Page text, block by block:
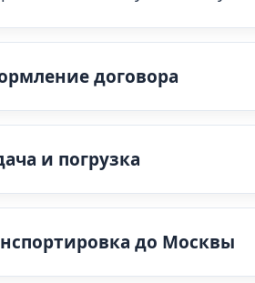
договора
и погрузка
до Москвы